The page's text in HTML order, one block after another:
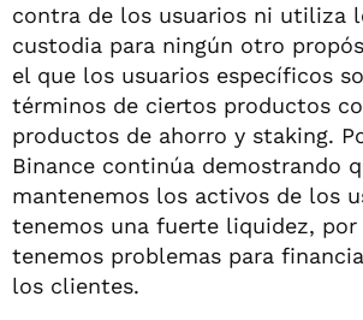
contra de los usuarios ni utiliza
custodia para ningún otro
el que los usuarios específicos
términos de ciertos productos
productos de ahorro y staking.
Binance continúa demostrando
mantenemos los activos de los
tenemos una fuerte liquidez,
tenemos problemas para
los clientes.